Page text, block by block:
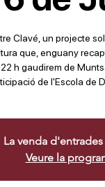
Clavé, un projecte
que, enguany
h gaudirem de
de l'Escola de
La venda
Veure la